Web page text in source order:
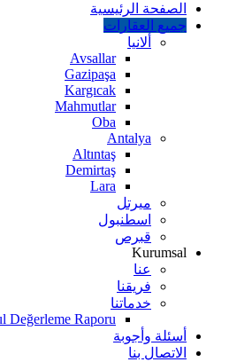
الصفحة الرئيسية
جميع العقارات
ألانيا
Avsallar
Gazipaşa
Kargıcak
Mahmutlar
Oba
Antalya
Altıntaş
Demirtaş
Lara
ميرتل
اسطنبول
قبرص
Kurumsal
عنا
فريقنا
خدماتنا
Değerleme Raporu
أسئلة وأجوبة
الاتصال بنا